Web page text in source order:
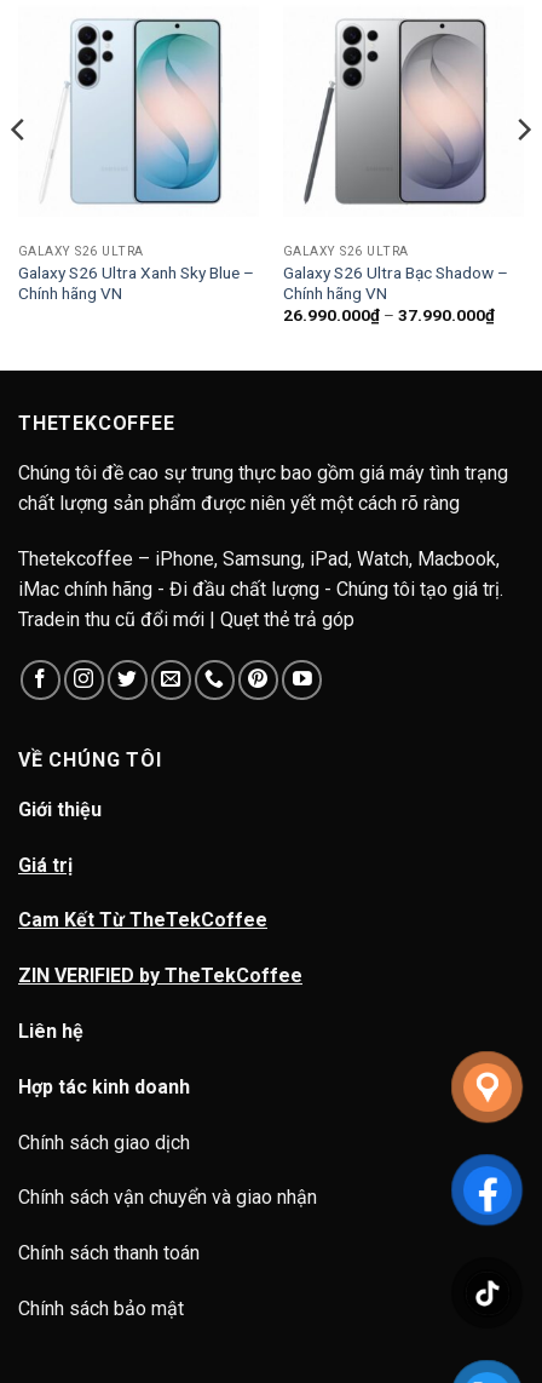
GALAXY S26 ULTRA
Galaxy S26 Ultra Xanh Sky Blue –
Chính hãng VN
GALAXY S26 ULTRA
Galaxy S26 Ultra Bạc Shadow –
Chính hãng VN
26.990.000₫ – 37.990.000₫
giá:
đến
THETEKCOFFEE
Chúng tôi đề cao sự trung thực bao gồm giá máy tình trạng
chất lượng sản phẩm được niên yết một cách rõ ràng
Thetekcoffee – iPhone, Samsung, iPad, Watch, Macbook,
iMac chính hãng - Đi đầu chất lượng - Chúng tôi tạo giá trị.
Tradein thu cũ đổi mới | Quẹt thẻ trả góp
VỀ CHÚNG TÔI
Giới thiệu
Giá trị
Cam Kết Từ TheTekCoffee
ZIN VERIFIED by TheTekCoffee
Liên hệ
Hợp tác kinh doanh
Chính sách giao dịch
Chính sách vận chuyển và giao nhận
Chính sách thanh toán
Chính sách bảo mật